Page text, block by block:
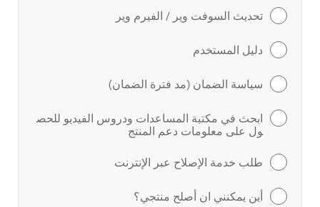
تحديث السوفت وير / الفيرم وير
دليل المستخدم
سياسة الضمان (مد فترة الضمان)
ابحث في مكتبة المساعدات ودروس الفيديو للحص
ول على معلومات دعم المنتج
طلب خدمة الإصلاح عبر الإنترنت
أين يمكنني ان أصلح منتجي؟